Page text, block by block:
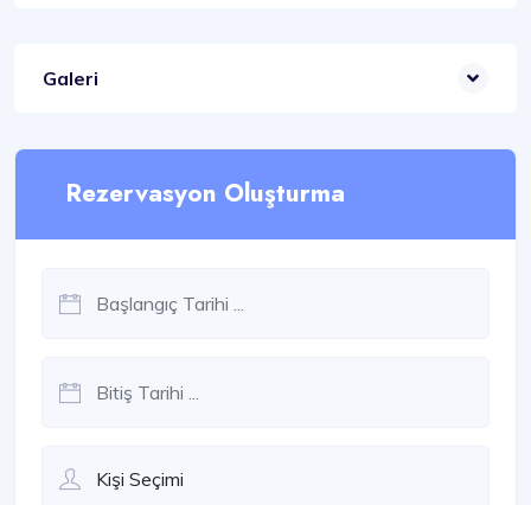
Galeri
Rezervasyon Oluşturma